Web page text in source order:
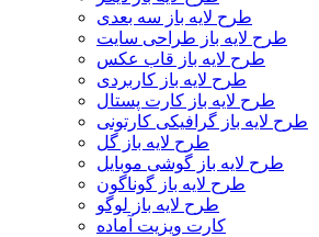
طرح لایه باز سه بعدی
طرح لایه باز طراحی سایت
طرح لایه باز قاب عکس
طرح لایه باز کاربردی
طرح لایه باز کارت پستال
طرح لایه باز گرافیکی کارتونی
طرح لایه باز گل
طرح لایه باز گوشی موبایل
طرح لایه باز گوناگون
طرح لایه باز لوگو
کارت ویزیت آماده